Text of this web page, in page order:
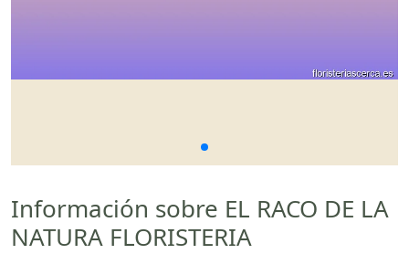
Información sobre EL RACO DE LA
NATURA FLORISTERIA